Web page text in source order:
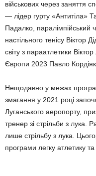
військових через заняття
— лідер гурту «Антитіла»
Падалко, паралімпійський
настільного тенісу Віктор
світу з параатлетики
Європи 2023 Павло
Нещодавно у межах
змагання у 2021 році
Луганського аеропорту,
тренер зі стрільби з лука.
лише стрільбу з лука.
програми легку атлетику та